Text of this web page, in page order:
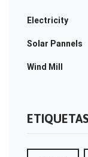
Electricity
Solar Pannels
Wind Mill
ETIQUETAS